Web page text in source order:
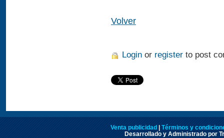
Volver
Login or register to post
Venta publicidad | Términos y
Desarrollado y Administrado por